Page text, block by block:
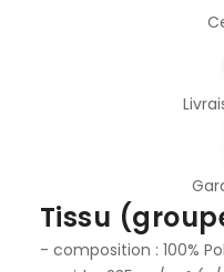
Tissu
- composition : 100%